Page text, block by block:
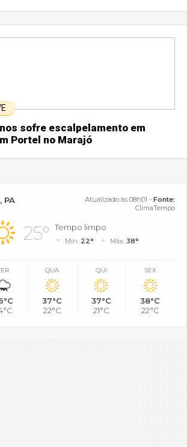
sofre escalpelamento em
Portel no Marajó
PA Atualizado às 08h01 - Fonte:
ClimaTempo
25° Tempo limpo
Mín. 22° Máx. 38°
QUA
37°C
22°C
QUI
37°C
21°C
SEX
38°C
22°C